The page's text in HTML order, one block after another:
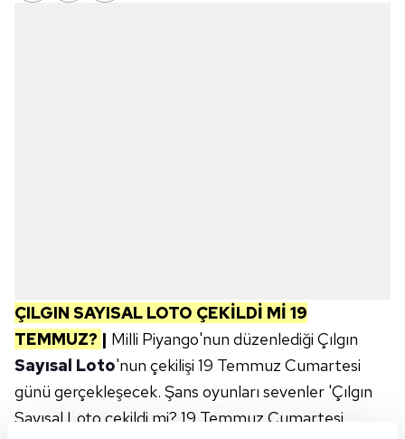
ÇILGIN SAYISAL LOTO ÇEKİLDİ Mİ 19
TEMMUZ? | Milli Piyango'nun düzenlediği Çılgın
Sayısal Loto'nun çekilişi 19 Temmuz Cumartesi
günü gerçekleşecek. Şans oyunları sevenler 'Çılgın
Sayısal Loto çekildi mi? 19 Temmuz Cumartesi